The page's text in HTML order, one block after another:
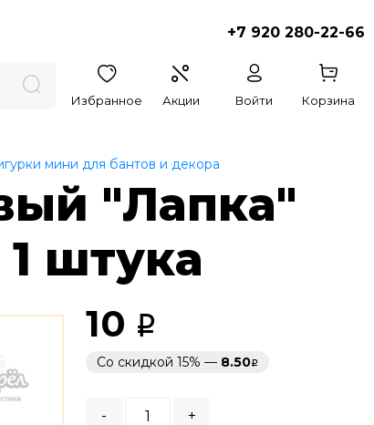
+7 920 280-22-66
Избранное Акции Войти Корзина
мини для бантов и декора
"Лапка"
штука
10
Со скидкой 15% — 8.50
- +